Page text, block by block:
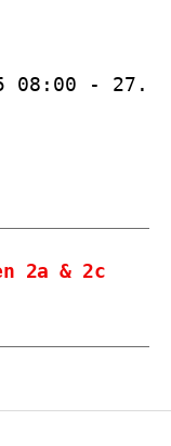
08:00 - 27.
2a & 2c